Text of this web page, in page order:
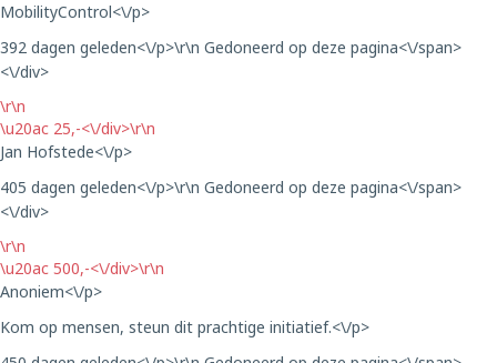
MobilityControl<\/p>
392 dagen geleden<\/p>\r\n Gedoneerd op deze pagina<\/span>
<\/div>
\r\n
\u20ac 25,-<\/div>\r\n
Jan Hofstede<\/p>
405 dagen geleden<\/p>\r\n Gedoneerd op deze pagina<\/span>
<\/div>
\r\n
\u20ac 500,-<\/div>\r\n
Anoniem<\/p>
Kom op mensen, steun dit prachtige initiatief.<\/p>